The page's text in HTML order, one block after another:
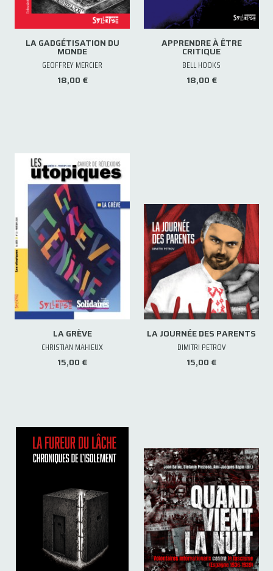
LA GADGÉTISATION DU
MONDE
GEOFFREY MERCIER
18,00 €
APPRENDRE À ÊTRE
CRITIQUE
BELL HOOKS
18,00 €
LA GRÈVE
CHRISTIAN MAHIEUX
15,00 €
LA JOURNÉE DES PARENTS
DIMITRI PETROV
15,00 €